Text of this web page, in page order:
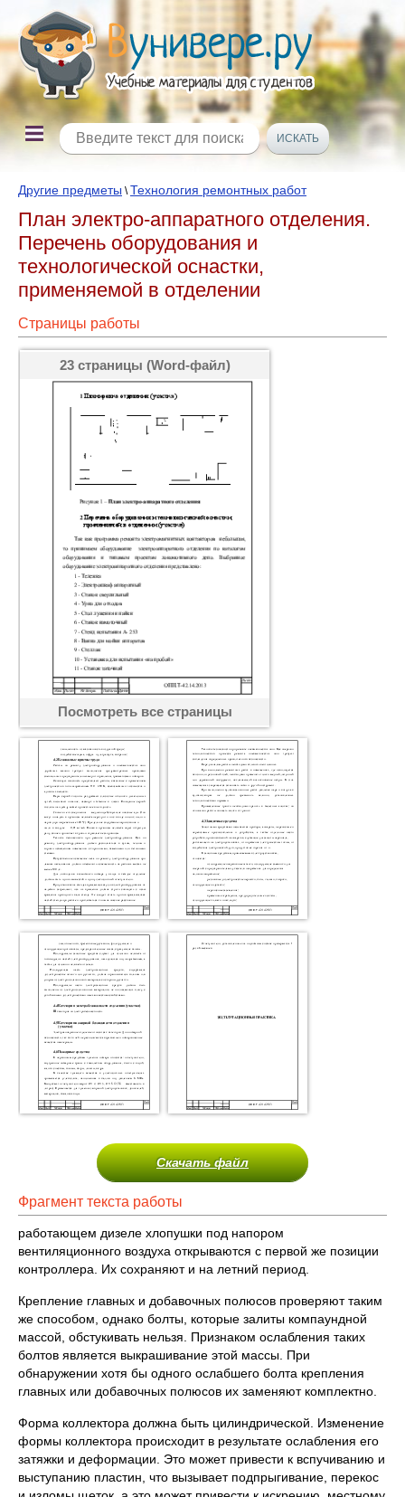
Другие предметы \Технология ремонтных работ
План электро-аппаратного отделения.
Перечень оборудования и
технологической оснастки,
применяемой в отделении
Страницы работы
23 страницы (Word-файл)
Посмотреть все страницы
Скачать файл
Фрагмент текста работы
работающем дизеле хлопушки под напором
вентиляционного воздуха открываются с первой же позиции
контроллера. Их сохраняют и на летний период.
Крепление главных и добавочных полюсов проверяют таким
же способом, однако болты, которые залиты компаундной
массой, обстукивать нельзя. Признаком ослабления таких
болтов является выкрашивание этой массы. При
обнаружении хотя бы одного ослабшего болта крепления
главных или добавочных полюсов их заменяют комплектно.
Форма коллектора должна быть цилиндрической. Изменение
формы коллектора происходит в результате ослабления его
затяжки и деформации. Это может привести к вспучиванию и
выступанию пластин, что вызывает подпрыгивание, перекос